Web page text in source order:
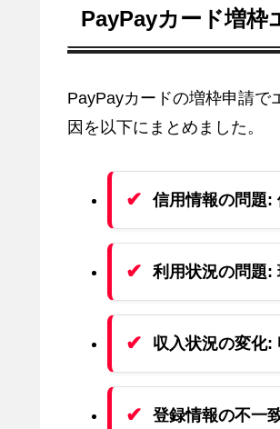
PayPayカード増枠
PayPayカードの増枠申請で
因を以下にまとめました。
信用情報の問題:
利用状況の問題:
収入状況の変化:
登録情報の不一